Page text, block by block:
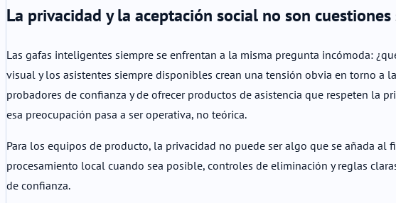
La privacidad y la aceptación social no son cuestiones
Las gafas inteligentes siempre se enfrentan a la misma pregunta incómoda:
visual y los asistentes siempre disponibles crean una tensión obvia en torno a
probadores de confianza y de ofrecer productos de asistencia que respeten la
esa preocupación pasa a ser operativa, no teórica.
Para los equipos de producto, la privacidad no puede ser algo que se añada
procesamiento local cuando sea posible, controles de eliminación y reglas
de confianza.